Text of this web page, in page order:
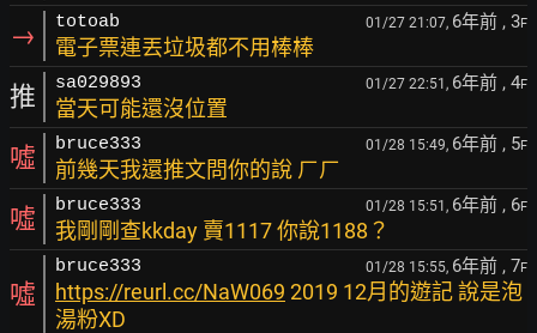
→ totoab 01/27 21:07, 6年前 , 3F
電子票連丟垃圾都不用棒棒
推 sa029893 01/27 22:51, 6年前 , 4F
當天可能還沒位置
噓 bruce333 01/28 15:49, 6年前 , 5F
前幾天我還推文問你的說 ㄏㄏ
噓 bruce333 01/28 15:51, 6年前 , 6F
我剛剛查kkday 賣1117 你說1188？
噓
bruce333 01/28 15:55, 6年前 , 7F
https://reurl.cc/NaW069 2019 12月的遊記 說是泡
湯粉XD